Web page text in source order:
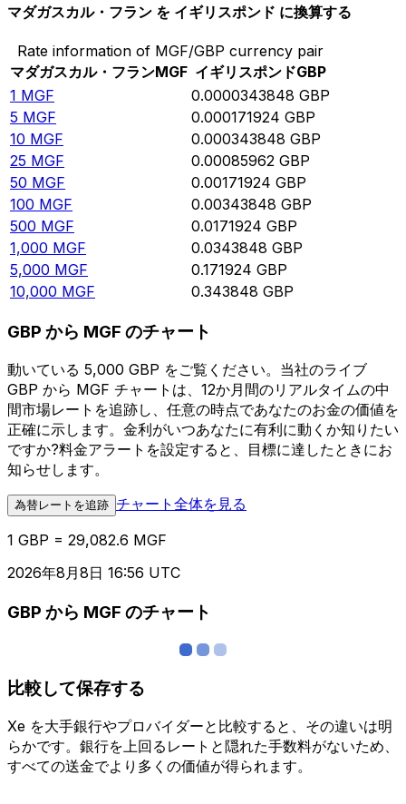
マダガスカル・フラン を イギリスポンド に換算する
Rate information of MGF/GBP currency pair
マダガスカル・フランMGF イギリスポンドGBP
1 MGF 0.0000343848 GBP
5 MGF 0.000171924 GBP
10 MGF 0.000343848 GBP
25 MGF 0.00085962 GBP
50 MGF 0.00171924 GBP
100 MGF 0.00343848 GBP
500 MGF 0.0171924 GBP
1,000 MGF 0.0343848 GBP
5,000 MGF 0.171924 GBP
10,000 MGF 0.343848 GBP
GBP から MGF のチャート
動いている 5,000 GBP をご覧ください。当社のライブ
GBP から MGF チャートは、12か月間のリアルタイムの中
間市場レートを追跡し、任意の時点であなたのお金の価値を
正確に示します。金利がいつあなたに有利に動くか知りたい
ですか?料金アラートを設定すると、目標に達したときにお
知らせします。
為替レートを追跡 チャート全体を見る
1 GBP = 29,082.6 MGF
2026年8月8日 16:56 UTC
GBP から MGF のチャート
比較して保存する
Xe を大手銀行やプロバイダーと比較すると、その違いは明
らかです。銀行を上回るレートと隠れた手数料がないため、
すべての送金でより多くの価値が得られます。